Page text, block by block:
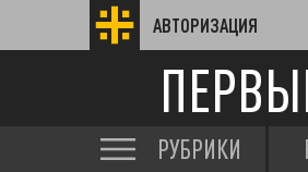
АВТОРИЗАЦИЯ
РУБРИКИ